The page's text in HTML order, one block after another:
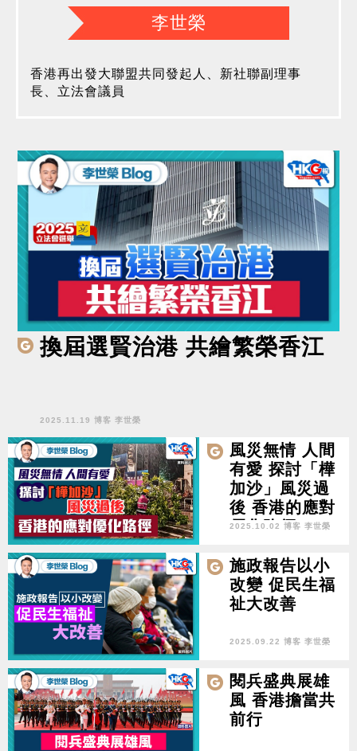
李世榮
香港再出發大聯盟共同發起人、新社聯副理事
長、立法會議員
換屆選賢治港 共繪繁榮香江
2025.11.19 博客 李世榮
風災無情 人間
有愛 探討「樺
加沙」風災過
後 香港的應對
優化路徑
2025.10.02 博客 李世榮
施政報告以小
改變 促民生福
祉大改善
2025.09.22 博客 李世榮
閱兵盛典展雄
風 香港擔當共
前行